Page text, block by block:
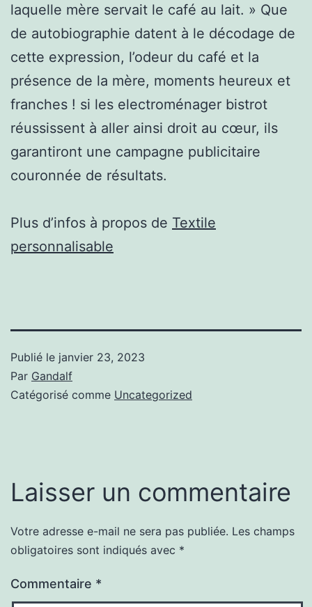
laquelle mère servait le café au lait. » Que
de autobiographie datent à le décodage de
cette expression, l’odeur du café et la
présence de la mère, moments heureux et
franches ! si les electroménager bistrot
réussissent à aller ainsi droit au cœur, ils
garantiront une campagne publicitaire
couronnée de résultats.
Plus d’infos à propos de Textile
personnalisable
Publié le janvier 23, 2023
Par Gandalf
Catégorisé comme Uncategorized
Laisser un commentaire
Votre adresse e-mail ne sera pas publiée. Les champs
obligatoires sont indiqués avec *
Commentaire *